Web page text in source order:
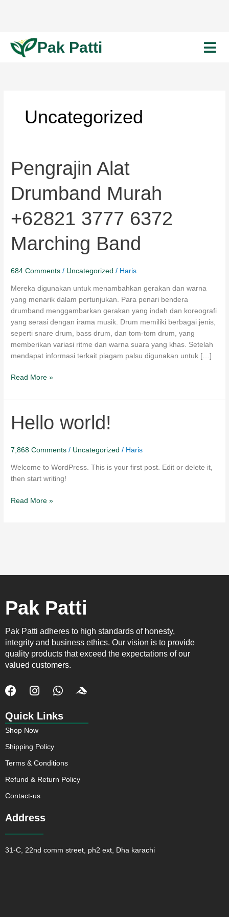
Pak Patti
Uncategorized
Pengrajin Alat
Drumband Murah
+62821 3777 6372
Marching Band
684 Comments / Uncategorized / Haris
Mereka digunakan untuk menambahkan gerakan dan warna
yang menarik dalam pertunjukan. Para penari bendera
drumband menggambarkan gerakan yang indah dan koreografi
yang serasi dengan irama musik. Drum memiliki berbagai jenis,
seperti snare drum, bass drum, dan tom-tom drum, yang
memberikan variasi ritme dan warna suara yang khas. Setelah
mendapat informasi terkait piagam palsu digunakan untuk […]
Pengrajin
Alat
Murah
3777
Marching
Band
Read More »
Hello world!
7,868 Comments / Uncategorized / Haris
Welcome to WordPress. This is your first post. Edit or delete it,
then start writing!
Hello
world!
Read More »
Pak Patti
Pak Patti adheres to high standards of honesty,
integrity and business ethics. Our vision is to provide
quality products that exceed the expectations of our
valued customers.
F
c
e
b
o
k
I
s
t
a
g
r
a
m
W
a
t
p
J
-
Quick Links
Shop Now
Shipping Policy
Terms & Conditions
Refund & Return Policy
Contact-us
Address
31-C, 22nd comm street, ph2 ext, Dha karachi